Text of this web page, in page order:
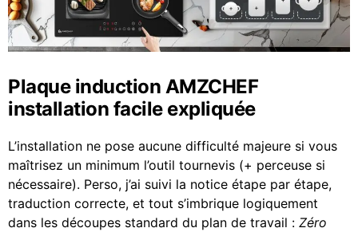
Plaque induction AMZCHEF
installation facile expliquée
L’installation ne pose aucune difficulté majeure si vous
maîtrisez un minimum l’outil tournevis (+ perceuse si
nécessaire). Perso, j’ai suivi la notice étape par étape,
traduction correcte, et tout s’imbrique logiquement
dans les découpes standard du plan de travail : Zéro